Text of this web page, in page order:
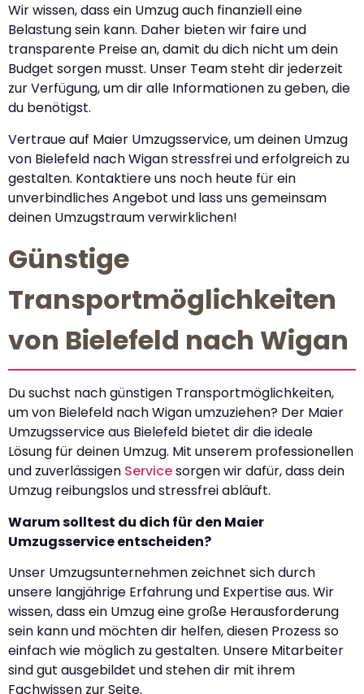
Wir wissen, dass ein Umzug auch finanziell eine
Belastung sein kann. Daher bieten wir faire und
transparente Preise an, damit du dich nicht um dein
Budget sorgen musst. Unser Team steht dir jederzeit
zur Verfügung, um dir alle Informationen zu geben, die
du benötigst.
Vertraue auf Maier Umzugsservice, um deinen Umzug
von Bielefeld nach Wigan stressfrei und erfolgreich zu
gestalten. Kontaktiere uns noch heute für ein
unverbindliches Angebot und lass uns gemeinsam
deinen Umzugstraum verwirklichen!
Günstige
Transportmöglichkeiten
von Bielefeld nach Wigan
Du suchst nach günstigen Transportmöglichkeiten,
um von Bielefeld nach Wigan umzuziehen? Der Maier
Umzugsservice aus Bielefeld bietet dir die ideale
Lösung für deinen Umzug. Mit unserem professionellen
und zuverlässigen Servicesorgen wir dafür, dass dein
Umzug reibungslos und stressfrei abläuft.
Warum solltest du dich für den Maier
Umzugsservice entscheiden?
Unser Umzugsunternehmen zeichnet sich durch
unsere langjährige Erfahrung und Expertise aus. Wir
wissen, dass ein Umzug eine große Herausforderung
sein kann und möchten dir helfen, diesen Prozess so
einfach wie möglich zu gestalten. Unsere Mitarbeiter
sind gut ausgebildet und stehen dir mit ihrem
Fachwissen zur Seite.